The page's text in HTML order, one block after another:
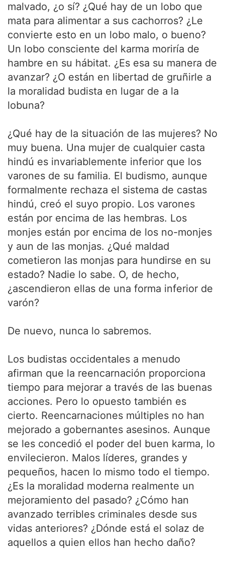
malvado, ¿o sí? ¿Qué hay de un lobo que
mata para alimentar a sus cachorros? ¿Le
convierte esto en un lobo malo, o bueno?
Un lobo consciente del karma moriría de
hambre en su hábitat. ¿Es esa su manera de
avanzar? ¿O están en libertad de gruñirle a
la moralidad budista en lugar de a la
lobuna?
¿Qué hay de la situación de las mujeres? No
muy buena. Una mujer de cualquier casta
hindú es invariablemente inferior que los
varones de su familia. El budismo, aunque
formalmente rechaza el sistema de castas
hindú, creó el suyo propio. Los varones
están por encima de las hembras. Los
monjes están por encima de los no-monjes
y aun de las monjas. ¿Qué maldad
cometieron las monjas para hundirse en su
estado? Nadie lo sabe. O, de hecho,
¿ascendieron ellas de una forma inferior de
varón?
De nuevo, nunca lo sabremos.
Los budistas occidentales a menudo
afirman que la reencarnación proporciona
tiempo para mejorar a través de las buenas
acciones. Pero lo opuesto también es
cierto. Reencarnaciones múltiples no han
mejorado a gobernantes asesinos. Aunque
se les concedió el poder del buen karma, lo
envilecieron. Malos líderes, grandes y
pequeños, hacen lo mismo todo el tiempo.
¿Es la moralidad moderna realmente un
mejoramiento del pasado? ¿Cómo han
avanzado terribles criminales desde sus
vidas anteriores? ¿Dónde está el solaz de
aquellos a quien ellos han hecho daño?